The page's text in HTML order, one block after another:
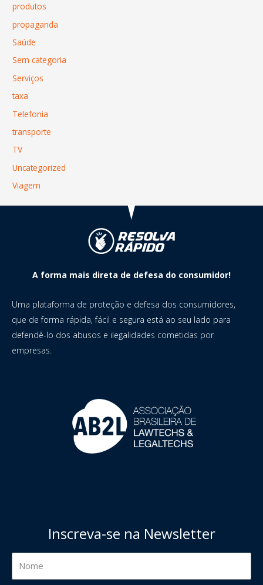
produtos
propaganda
Saúde
Sem categoria
Serviços
taxa
Telefonia
transporte
TV
Uncategorized
Viagem
A forma mais direta de defesa do consumidor!
Uma plataforma de proteção e defesa dos consumidores,
que de forma rápida, fácil e segura está ao seu lado para
defendê-lo dos abusos e ilegalidades cometidas por
empresas.
Inscreva-se na Newsletter